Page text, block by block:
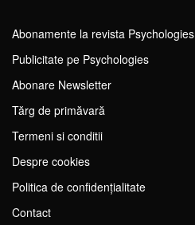
Abonamente la revista Psychologies
Publicitate pe Psychologies
Abonare Newsletter
Tărg de primăvară
Termeni si conditii
Despre cookies
Politica de confidențialitate
Contact